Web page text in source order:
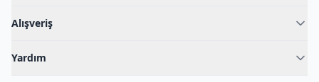
Blog
İç Giyim Rehberi
Alışveriş
Yardım